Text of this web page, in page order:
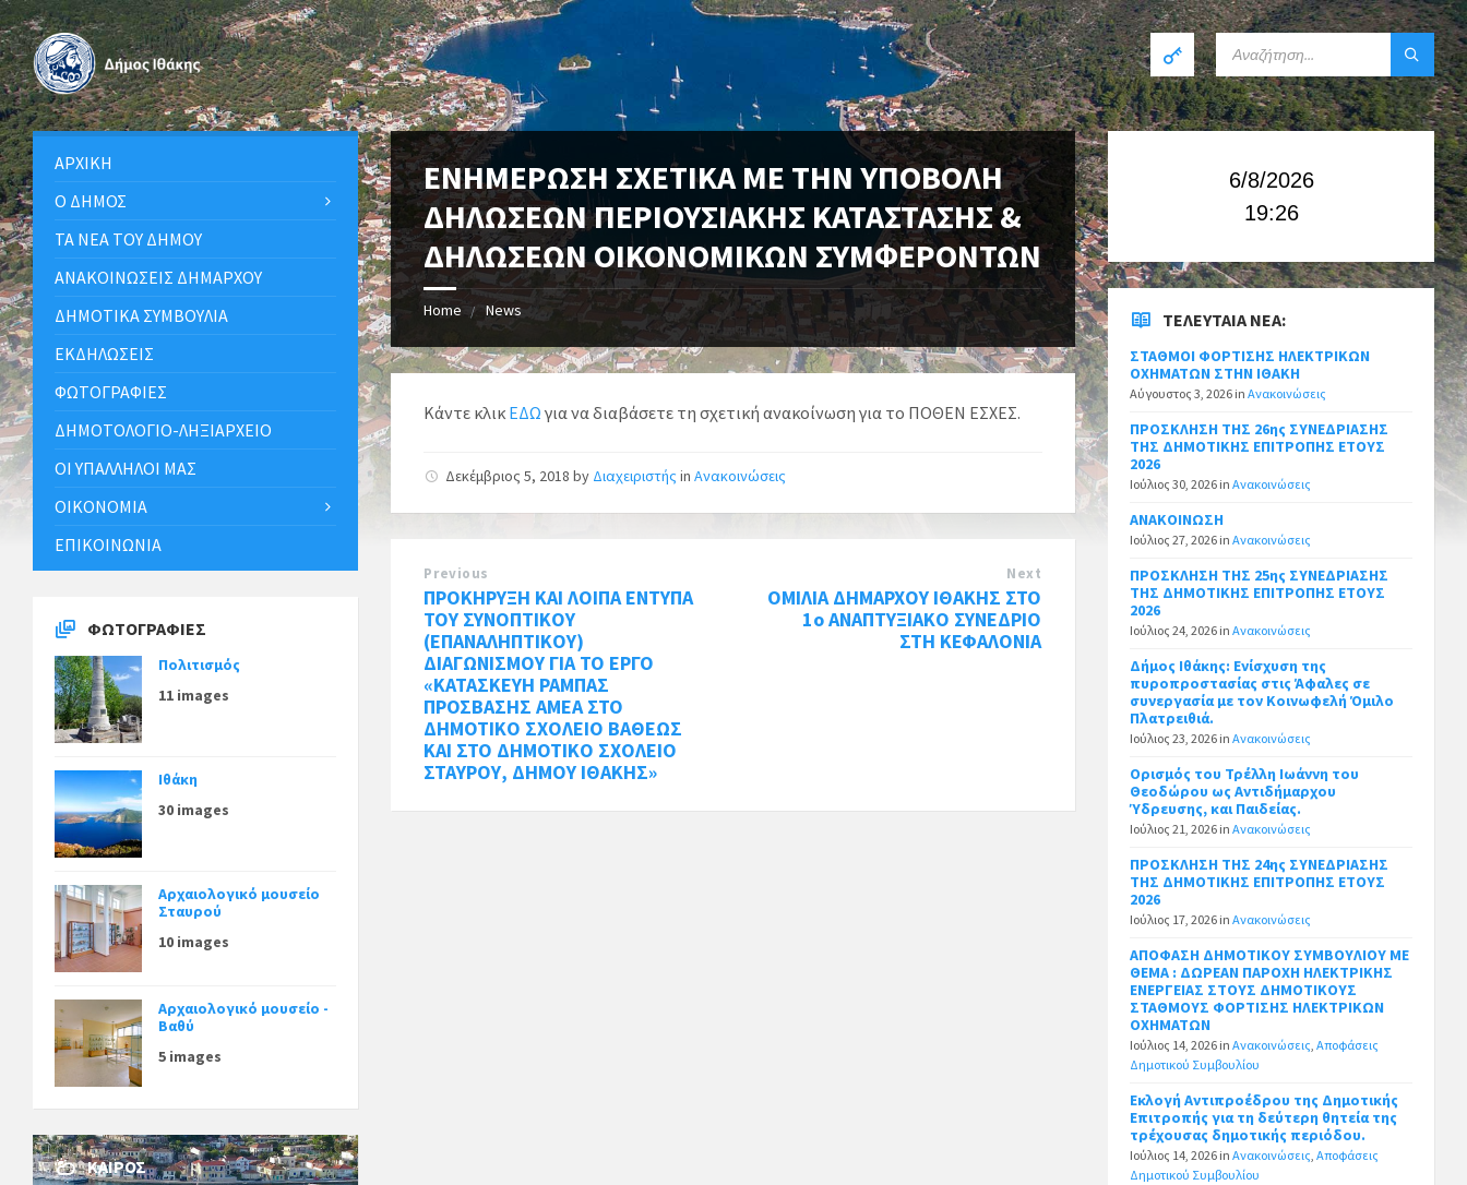
ΕΝΗΜΕΡΩΣΗ ΣΧΕΤΙΚΑ ΜΕ ΤΗΝ ΥΠΟΒΟΛΗ
ΔΗΛΩΣΕΩΝ ΠΕΡΙΟΥΣΙΑΚΗΣ ΚΑΤΑΣΤΑΣΗΣ &
ΔΗΛΩΣΕΩΝ ΟΙΚΟΝΟΜΙΚΩΝ ΣΥΜΦΕΡΟΝΤΩΝ
Home News
Κάντε κλικ ΕΔΩγια να διαβάσετε τη σχετική ανακοίνωση για το ΠΟΘΕΝ ΕΣΧΕΣ.
Δεκέμβριος 5, 2018by Διαχειριστής inΑνακοινώσεις
Previous
ΠΡΟΚΗΡΥΞΗ ΚΑΙ ΛΟΙΠΑ ΕΝΤΥΠΑ
ΤΟΥ ΣΥΝΟΠΤΙΚΟΥ
(ΕΠΑΝΑΛΗΠΤΙΚΟΥ)
ΔΙΑΓΩΝΙΣΜΟΥ ΓΙΑ ΤΟ ΕΡΓΟ
«ΚΑΤΑΣΚΕΥΗ ΡΑΜΠΑΣ
ΠΡΟΣΒΑΣΗΣ ΑΜΕΑ ΣΤΟ
ΔΗΜΟΤΙΚΟ ΣΧΟΛΕΙΟ ΒΑΘΕΩΣ
ΚΑΙ ΣΤΟ ΔΗΜΟΤΙΚΟ ΣΧΟΛΕΙΟ
ΣΤΑΥΡΟΥ, ΔΗΜΟΥ ΙΘΑΚΗΣ»
Next
ΟΜΙΛΙΑ ΔΗΜΑΡΧΟΥ ΙΘΑΚΗΣ ΣΤΟ
1ο ΑΝΑΠΤΥΞΙΑΚΟ ΣΥΝΕΔΡΙΟ
ΣΤΗ ΚΕΦΑΛΟΝΙΑ
ΑΡΧΙΚΉ
Ο ΔΉΜΟΣ
ΤΑ ΝΈΑ ΤΟΥ ΔΉΜΟΥ
ΑΝΑΚΟΙΝΩΣΕΙΣ ΔΗΜΑΡΧΟΥ
ΔΗΜΟΤΙΚΆ ΣΥΜΒΟΎΛΙΑ
ΕΚΔΗΛΏΣΕΙΣ
ΦΩΤΟΓΡΑΦΊΕΣ
ΔΗΜΟΤΟΛΌΓΙΟ-ΛΗΞΙΑΡΧΕΊΟ
ΟΙ ΥΠΆΛΛΗΛΟΙ ΜΑΣ
ΟΙΚΟΝΟΜΊΑ
ΕΠΙΚΟΙΝΩΝΊΑ
ΦΩΤΟΓΡΑΦΊΕΣ
Πολιτισμός
11 images
Ιθάκη
30 images
Αρχαιολογικό μουσείο
Σταυρού
10 images
Αρχαιολογικό μουσείο -
Βαθύ
5 images
ΚΑΙΡΌΣ
6/8/2026
19:26
ΤΕΛΕΥΤΑΊΑ ΝΈΑ:
ΣΤΑΘΜΟΙ ΦΟΡΤΙΣΗΣ ΗΛΕΚΤΡΙΚΩΝ
ΟΧΗΜΑΤΩΝ ΣΤΗΝ ΙΘΑΚΗ
Αύγουστος 3, 2026 inΑνακοινώσεις
ΠΡΟΣΚΛΗΣΗ ΤΗΣ 26ης ΣΥΝΕΔΡΙΑΣΗΣ
ΤΗΣ ΔΗΜΟΤΙΚΗΣ ΕΠΙΤΡΟΠΗΣ ΕΤΟΥΣ
2026
Ιούλιος 30, 2026 inΑνακοινώσεις
ΑΝΑΚΟΙΝΩΣΗ
Ιούλιος 27, 2026 inΑνακοινώσεις
ΠΡΟΣΚΛΗΣΗ ΤΗΣ 25ης ΣΥΝΕΔΡΙΑΣΗΣ
ΤΗΣ ΔΗΜΟΤΙΚΗΣ ΕΠΙΤΡΟΠΗΣ ΕΤΟΥΣ
2026
Ιούλιος 24, 2026 inΑνακοινώσεις
Δήμος Ιθάκης: Ενίσχυση της
πυροπροστασίας στις Άφαλες σε
συνεργασία με τον Κοινωφελή Όμιλο
Πλατρειθιά.
Ιούλιος 23, 2026 inΑνακοινώσεις
Ορισμός του Τρέλλη Ιωάννη του
Θεοδώρου ως Αντιδήμαρχου
Ύδρευσης, και Παιδείας.
Ιούλιος 21, 2026 inΑνακοινώσεις
ΠΡΟΣΚΛΗΣΗ ΤΗΣ 24ης ΣΥΝΕΔΡΙΑΣΗΣ
ΤΗΣ ΔΗΜΟΤΙΚΗΣ ΕΠΙΤΡΟΠΗΣ ΕΤΟΥΣ
2026
Ιούλιος 17, 2026 inΑνακοινώσεις
ΑΠΟΦΑΣΗ ΔΗΜΟΤΙΚΟΥ ΣΥΜΒΟΥΛΙΟΥ ΜΕ
ΘΕΜΑ : ΔΩΡΕΑΝ ΠΑΡΟΧΗ ΗΛΕΚΤΡΙΚΗΣ
ΕΝΕΡΓΕΙΑΣ ΣΤΟΥΣ ΔΗΜΟΤΙΚΟΥΣ
ΣΤΑΘΜΟΥΣ ΦΟΡΤΙΣΗΣ ΗΛΕΚΤΡΙΚΩΝ
ΟΧΗΜΑΤΩΝ
Ιούλιος 14, 2026 inΑνακοινώσεις,Αποφάσεις
Δημοτικού Συμβουλίου
Εκλογή Αντιπροέδρου της Δημοτικής
Επιτροπής για τη δεύτερη θητεία της
τρέχουσας δημοτικής περιόδου.
Ιούλιος 14, 2026 inΑνακοινώσεις,Αποφάσεις
Δημοτικού Συμβουλίου